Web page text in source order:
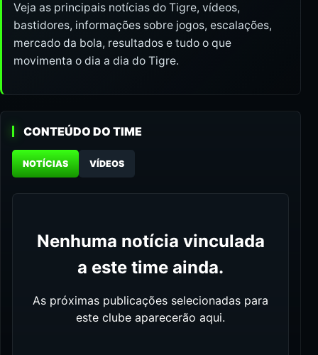
Veja as principais notícias do Tigre, vídeos,
bastidores, informações sobre jogos, escalações,
mercado da bola, resultados e tudo o que
movimenta o dia a dia do Tigre.
CONTEÚDO DO TIME
NOTÍCIAS VÍDEOS
Nenhuma notícia vinculada
a este time ainda.
As próximas publicações selecionadas para
este clube aparecerão aqui.